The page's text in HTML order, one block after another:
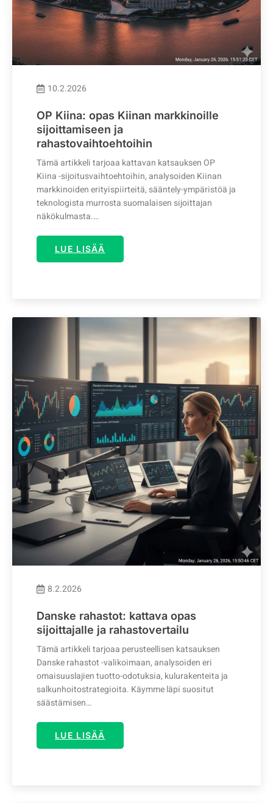
10.2.2026
OP Kiina: opas Kiinan markkinoille
sijoittamiseen ja
rahastovaihtoehtoihin
Tämä artikkeli tarjoaa kattavan katsauksen OP
Kiina -sijoitusvaihtoehtoihin, analysoiden Kiinan
markkinoiden erityispiirteitä, sääntely-ympäristöä ja
teknologista murrosta suomalaisen sijoittajan
näkökulmasta.…
LUE LISÄÄ
8.2.2026
Danske rahastot: kattava opas
sijoittajalle ja rahastovertailu
Tämä artikkeli tarjoaa perusteellisen katsauksen
Danske rahastot -valikoimaan, analysoiden eri
omaisuuslajien tuotto-odotuksia, kulurakenteita ja
salkunhoitostrategioita. Käymme läpi suositut
säästämisen…
LUE LISÄÄ